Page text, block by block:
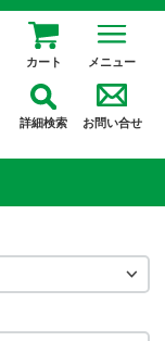
カート メニュー
詳細検索 お問い合せ